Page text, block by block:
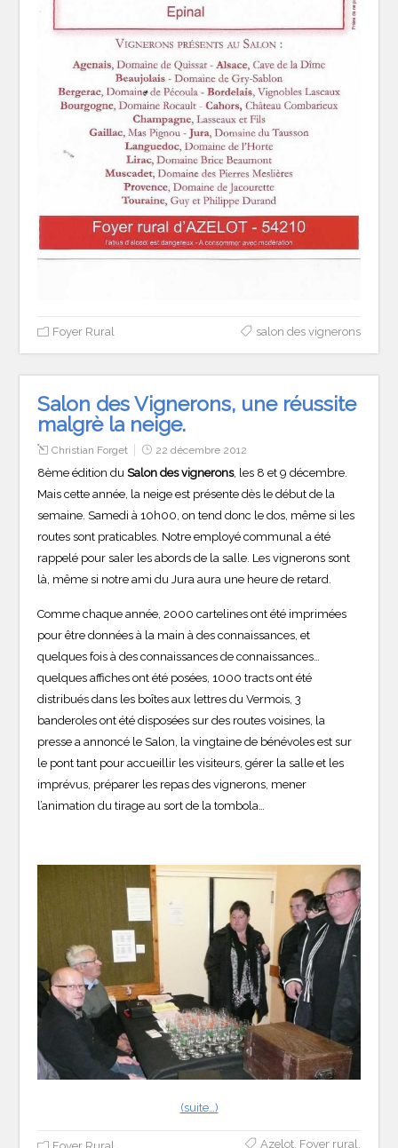
Foyer Rural salon des vignerons
Salon des Vignerons, une réussite
malgrè la neige.
Christian Forget 22 décembre 2012
8ème édition duSalon des vignerons, les 8 et 9 décembre.
Mais cette année, la neige est présente dès le début de la
semaine. Samedi à 10h00, on tend donc le dos, même si les
routes sont praticables. Notre employé communal a été
rappelé pour saler les abords de la salle. Les vignerons sont
là, même si notre ami du Jura aura une heure de retard.
Comme chaque année, 2000 cartelines ont été imprimées
pour être données à la main à des connaissances, et
quelques fois à des connaissances de connaissances…
quelques affiches ont été posées, 1000 tracts ont été
distribués dans les boîtes aux lettres du Vermois, 3
banderoles ont été disposées sur des routes voisines, la
presse a annoncé le Salon, la vingtaine de bénévoles est sur
le pont tant pour accueillir les visiteurs, gérer la salle et les
imprévus, préparer les repas des vignerons, mener
l’animation du tirage au sort de la tombola…
(suite…)
Foyer Rural Azelot, Foyer rural